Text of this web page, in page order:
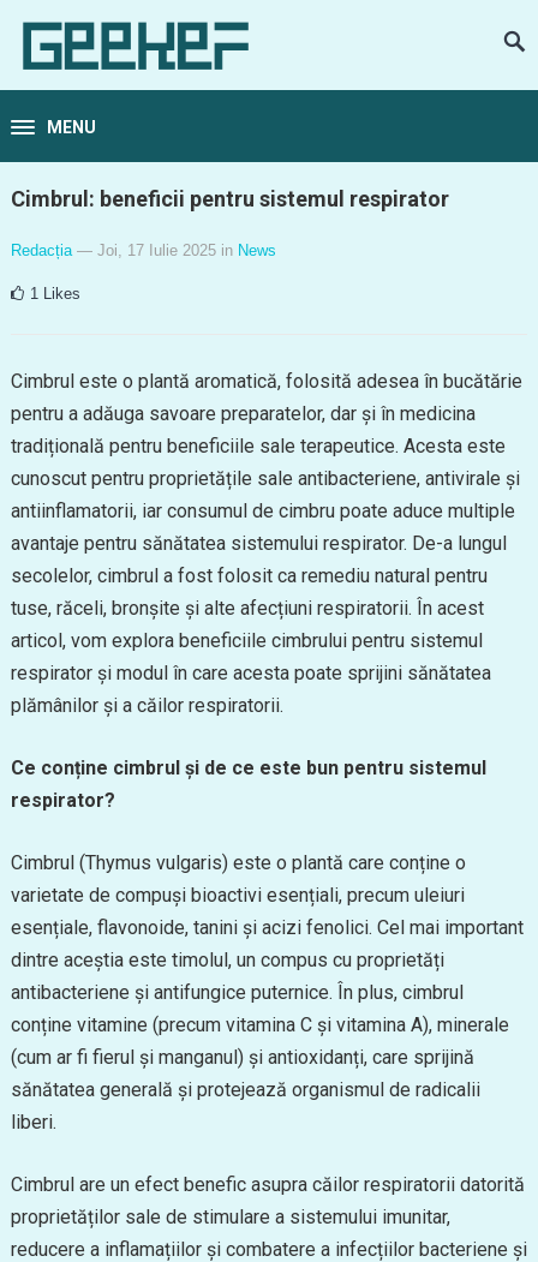
MENU
Cimbrul: beneficii pentru sistemul respirator
Redacția — Joi, 17 Iulie 2025 in News
1 Likes
Cimbrul este o plantă aromatică, folosită adesea în bucătărie
pentru a adăuga savoare preparatelor, dar și în medicina
tradițională pentru beneficiile sale terapeutice. Acesta este
cunoscut pentru proprietățile sale antibacteriene, antivirale și
antiinflamatorii, iar consumul de cimbru poate aduce multiple
avantaje pentru sănătatea sistemului respirator. De-a lungul
secolelor, cimbrul a fost folosit ca remediu natural pentru
tuse, răceli, bronșite și alte afecțiuni respiratorii. În acest
articol, vom explora beneficiile cimbrului pentru sistemul
respirator și modul în care acesta poate sprijini sănătatea
plămânilor și a căilor respiratorii.
Ce conține cimbrul și de ce este bun pentru sistemul
respirator?
Cimbrul (Thymus vulgaris) este o plantă care conține o
varietate de compuși bioactivi esențiali, precum uleiuri
esențiale, flavonoide, tanini și acizi fenolici. Cel mai important
dintre aceștia este timolul, un compus cu proprietăți
antibacteriene și antifungice puternice. În plus, cimbrul
conține vitamine (precum vitamina C și vitamina A), minerale
(cum ar fi fierul și manganul) și antioxidanți, care sprijină
sănătatea generală și protejează organismul de radicalii
liberi.
Cimbrul are un efect benefic asupra căilor respiratorii datorită
proprietăților sale de stimulare a sistemului imunitar,
reducere a inflamațiilor și combatere a infecțiilor bacteriene și